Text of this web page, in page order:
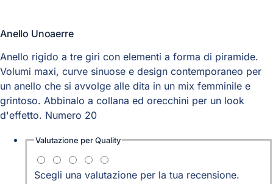
Anello Unoaerre
Anello rigido a tre giri con elementi a forma di piramide.
Volumi maxi, curve sinuose e design contemporaneo per
un anello che si avvolge alle dita in un mix femminile e
grintoso. Abbinalo a collana ed orecchini per un look
d'effetto. Numero 20
Valutazione perQuality
Scegli una valutazione per la tua recensione.